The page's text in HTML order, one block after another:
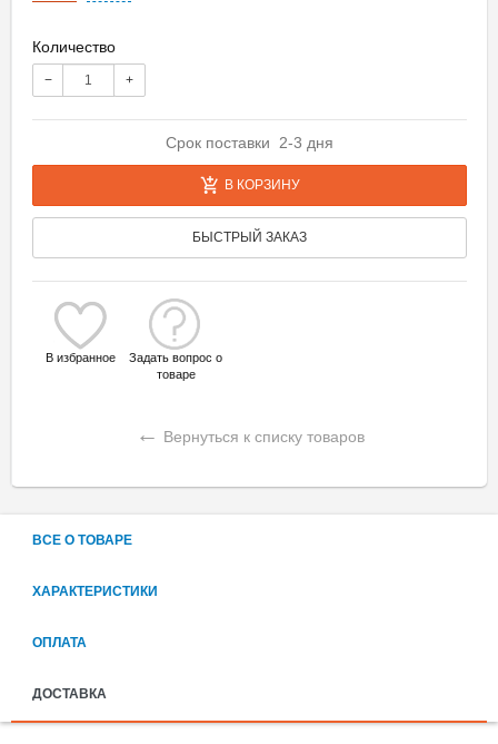
Количество
− +
Срок поставки 2-3 дня
В КОРЗИНУ
БЫСТРЫЙ ЗАКАЗ
В избранное
Задать вопрос о
товаре
← Вернуться к списку товаров
ВСЕ О ТОВАРЕ
ХАРАКТЕРИСТИКИ
ОПЛАТА
ДОСТАВКА